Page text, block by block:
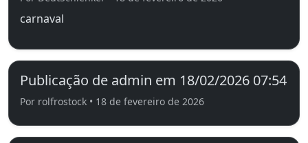
carnaval
Publicação de admin em 18/02/2026 07:54
Por rolfrostock • 18 de fevereiro de 2026